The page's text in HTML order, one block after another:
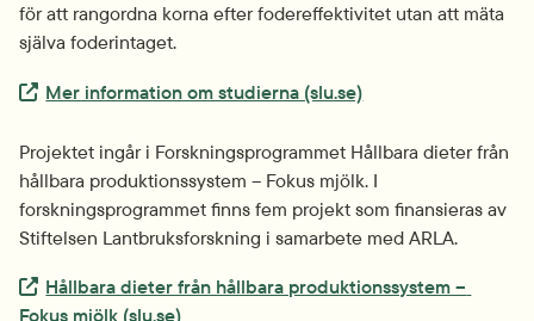
för att rangordna korna efter fodereffektivitet utan att mäta
själva foderintaget.
Extern länk.
Mer information om studierna (slu.se)
Projektet ingår i Forskningsprogrammet Hållbara dieter från
hållbara produktionssystem – Fokus mjölk. I
forskningsprogrammet finns fem projekt som finansieras av
Stiftelsen Lantbruksforskning i samarbete med ARLA.
Extern länk.
Hållbara dieter från hållbara produktionssystem –
Fokus mjölk (slu.se)